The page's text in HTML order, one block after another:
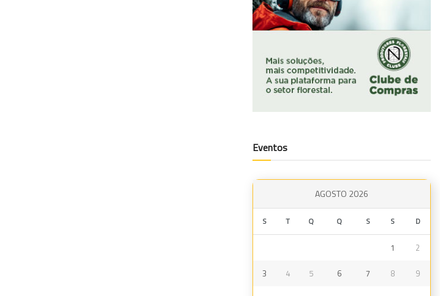
Eventos
AGOSTO 2026
S T Q Q S S D
1 2
3 4 5 6 7 8 9